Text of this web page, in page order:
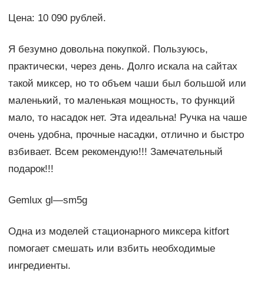
Цена: 10 090 рублей.
Я безумно довольна покупкой. Пользуюсь,
практически, через день. Долго искала на сайтах
такой миксер, но то объем чаши был большой или
маленький, то маленькая мощность, то функций
мало, то насадок нет. Эта идеальна! Ручка на чаше
очень удобна, прочные насадки, отлично и быстро
взбивает. Всем рекомендую!!! Замечательный
подарок!!!
Gemlux gl—sm5g
Одна из моделей стационарного миксера kitfort
помогает смешать или взбить необходимые
ингредиенты.